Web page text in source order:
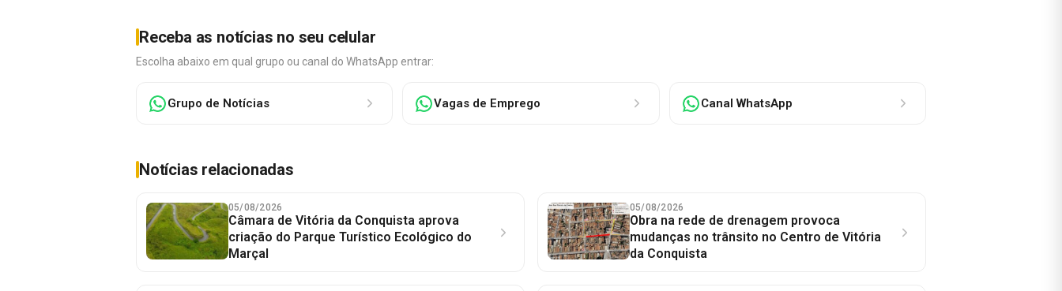
Receba as notícias no seu celular
Escolha abaixo em qual grupo ou canal do WhatsApp entrar:
Grupo de Notícias Vagas de Emprego Canal WhatsApp
Notícias relacionadas
05/08/2026
Câmara de Vitória da Conquista aprova
criação do Parque Turístico Ecológico do
Marçal
05/08/2026
Obra na rede de drenagem provoca
mudanças no trânsito no Centro de Vitória
da Conquista